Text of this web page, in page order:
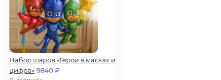
Набор шаров «Герои в масках и
цифра» 9840₽